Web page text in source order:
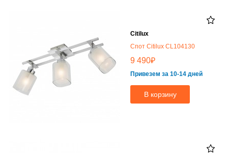
Citilux
Спот Citilux CL104130
9 490₽
Привезем за 10-14 дней
В корзину